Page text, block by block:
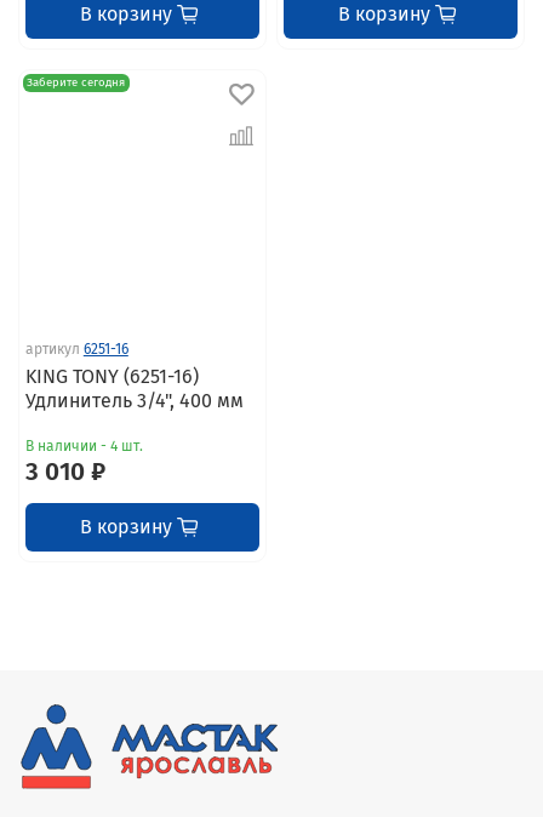
В корзину В корзину
Заберите сегодня
артикул 6251-16
KING TONY (6251-16)
Удлинитель 3/4", 400 мм
В наличии - 4 шт.
3 010 ₽
В корзину